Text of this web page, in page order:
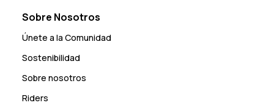
Sobre Nosotros
Únete a la Comunidad
Sostenibilidad
Sobre nosotros
Riders